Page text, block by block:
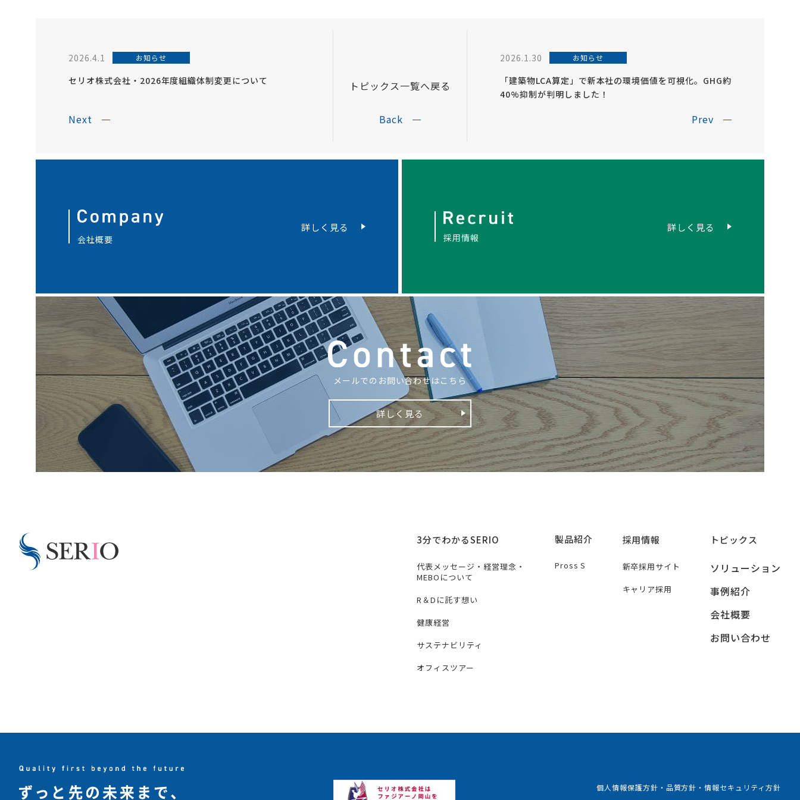
2026.4.1 お知らせ
セリオ株式会社・2026年度組織体制変更について
Next
トピックス一覧へ戻る
Back
2026.1.30 お知らせ
「建築物LCA算定」で新本社の環境価値を可視化。GHG約
40%抑制が判明しました！
Prev
会社概要
詳しく見る
採用情報
詳しく見る
メールでのお問い合わせはこちら
詳しく見る
3分でわかるSERIO
代表メッセージ・経営理念・
MEBOについて
R＆Dに託す想い
健康経営
サステナビリティ
オフィスツアー
製品紹介
Pross S
採用情報
新卒採用サイト
キャリア採用
トピックス
ソリューション
事例紹介
会社概要
お問い合わせ
個人情報保護方針・品質方針・情報セキュリティ方針